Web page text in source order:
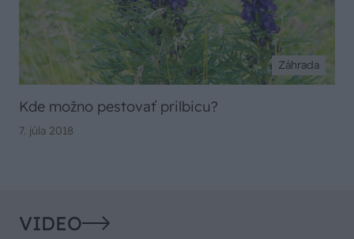
Záhrada
Kde možno pestovať prilbicu?
7. júla 2018
VIDEO